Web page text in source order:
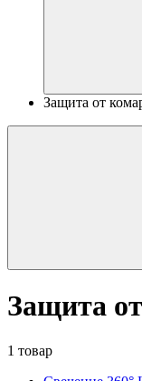
Защита от
Защита
1 товар